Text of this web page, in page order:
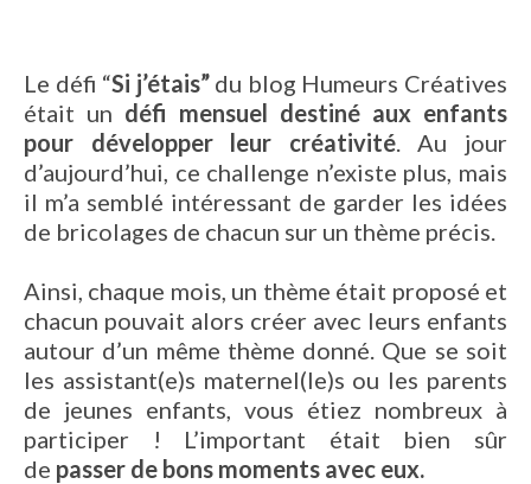
Le défi “Si j’étais” du blog Humeurs Créatives
était un défi mensuel destiné aux enfants
pour développer leur créativité. Au jour
d’aujourd’hui, ce challenge n’existe plus, mais
il m’a semblé intéressant de garder les idées
de bricolages de chacun sur un thème précis.
Ainsi, chaque mois, un thème était proposé et
chacun pouvait alors créer avec leurs enfants
autour d’un même thème donné. Que se soit
les assistant(e)s maternel(le)s ou les parents
de jeunes enfants, vous étiez nombreux à
participer ! L’important était bien sûr
de passer de bons moments avec eux.